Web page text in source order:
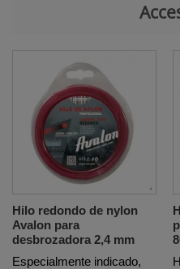
Hilo redondo de nylon
Avalon para
desbrozadora 2,4 mm
Especialmente indicado,